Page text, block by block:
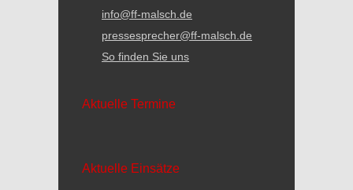
info@ff-malsch.de
pressesprecher@ff-malsch.de
So finden Sie uns
Aktuelle Termine
Aktuelle Einsätze